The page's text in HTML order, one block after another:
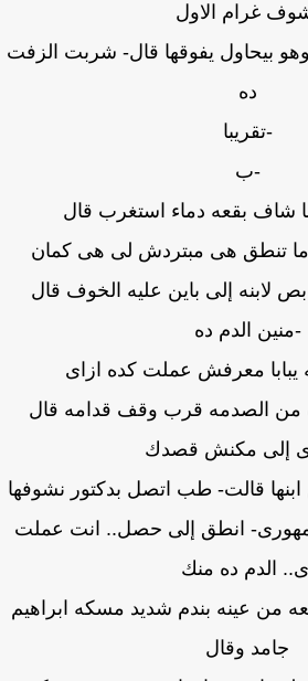
غرام الاول
بيحاول يفوقها قال- شربت الزفت
-تقريبا
-ب
شاف بقعه دماء استغرب قال
تنطق هى مبتردش لى هى كمان
إلى باين عليه الخوف قال
الدم ده
معرفش عملت كده ازاى
الصدمه قرب وقف قدامه قال
إلى مكنش قصدك
قالت- طب اتصل بدكتور نشوفها
انطق إلى حصل.. انت عملت
الدم ده منك
عينه بندم شديد مسكه ابراهيم
جامد وقال